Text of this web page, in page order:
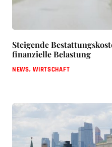
Steigende
finanzielle Belastung
NEWS,WIRTSCHAFT